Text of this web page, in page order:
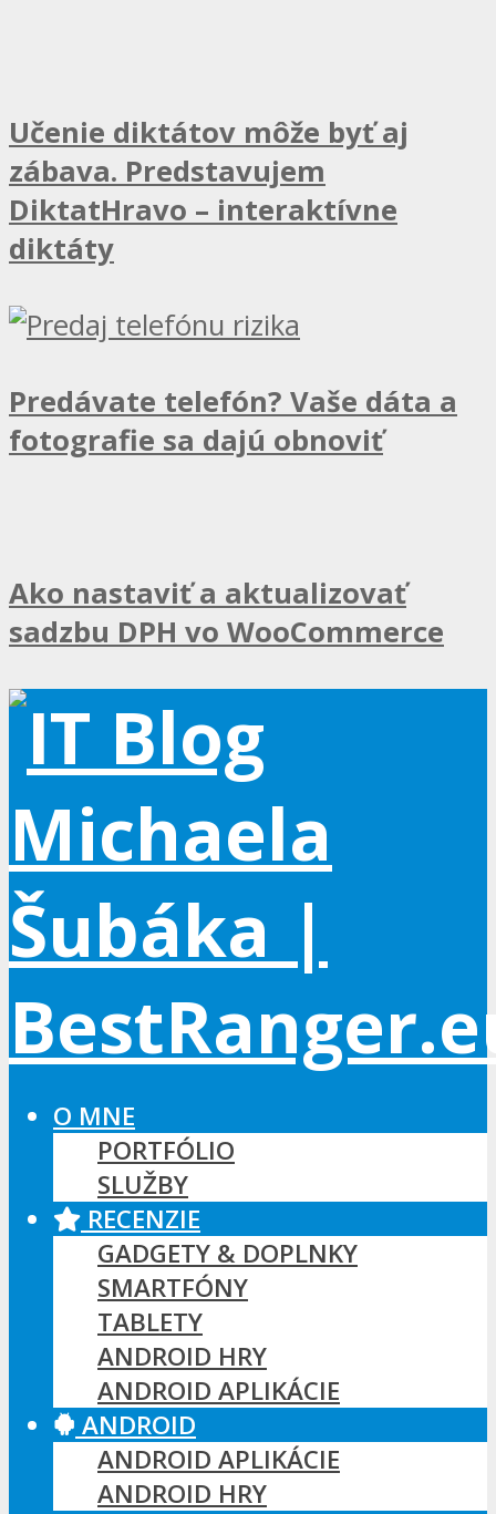
Učenie diktátov môže byť aj
zábava. Predstavujem
DiktatHravo – interaktívne
diktáty
Predávate telefón? Vaše dáta a
fotografie sa dajú obnoviť
Ako nastaviť a aktualizovať
sadzbu DPH vo WooCommerce
O MNE
PORTFÓLIO
SLUŽBY
RECENZIE
GADGETY & DOPLNKY
SMARTFÓNY
TABLETY
ANDROID HRY
ANDROID APLIKÁCIE
ANDROID
ANDROID APLIKÁCIE
ANDROID HRY